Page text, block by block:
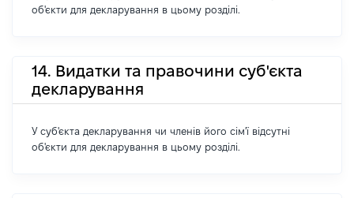
об'єкти для декларування в цьому розділі.
14. Видатки та правочини суб'єкта
декларування
У суб'єкта декларування чи членів його сім'ї відсутні
об'єкти для декларування в цьому розділі.